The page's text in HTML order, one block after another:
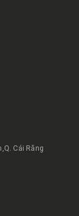
Cái Răng